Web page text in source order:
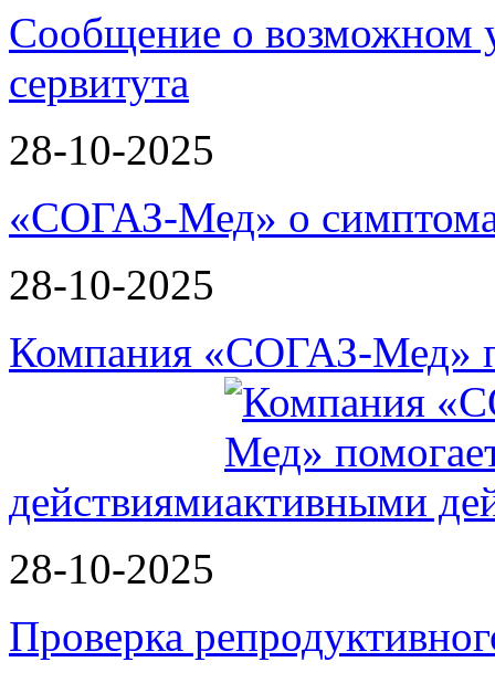
Сообщение о возможном
сервитута
28-10-2025
«СОГАЗ-Мед» о
28-10-2025
Компания «СОГАЗ-Мед»
действиями
28-10-2025
Проверка